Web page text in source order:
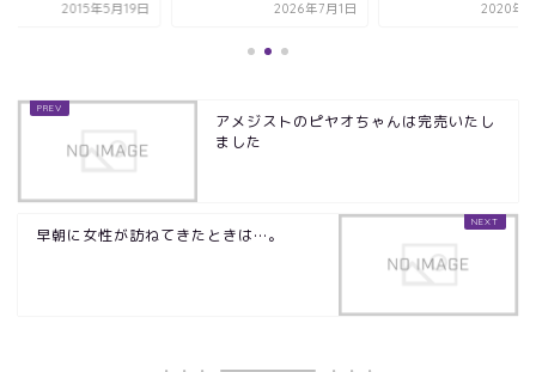
2015年5月19日 2026年7月1日 2020年1
アメジストのピヤオちゃんは完売いたし
ました
早朝に女性が訪ねてきたときは…。